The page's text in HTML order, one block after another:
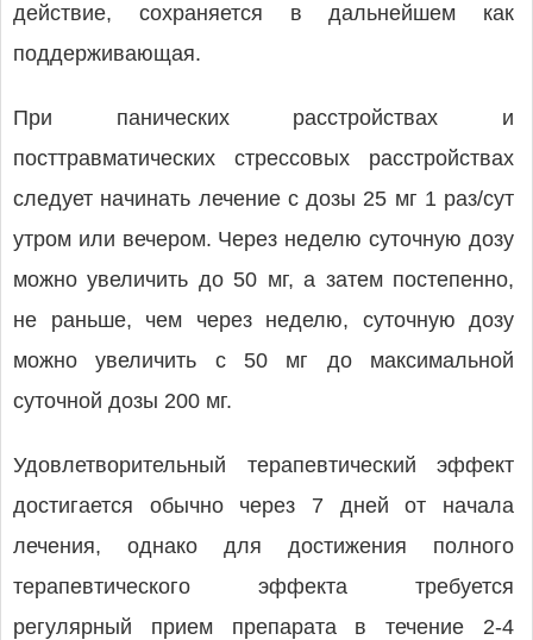
действие, сохраняется в дальнейшем как
поддерживающая.
При панических расстройствах и
посттравматических стрессовых расстройствах
следует начинать лечение с дозы 25 мг 1 раз/сут
утром или вечером. Через неделю суточную дозу
можно увеличить до 50 мг, а затем постепенно,
не раньше, чем через неделю, суточную дозу
можно увеличить с 50 мг до максимальной
суточной дозы 200 мг.
Удовлетворительный терапевтический эффект
достигается обычно через 7 дней от начала
лечения, однако для достижения полного
терапевтического эффекта требуется
регулярный прием препарата в течение 2-4